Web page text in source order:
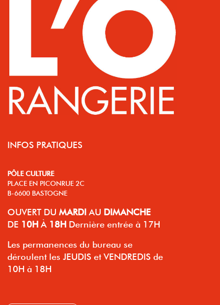
INFOS PRATIQUES
PÔLE CULTURE
PLACE EN PICONRUE 2C
B-6600 BASTOGNE
OUVERT DU MARDI AU DIMANCHE
DE 10H À 18H Dernière entrée à 17H
Les permanences du bureau se
déroulent les JEUDIS et VENDREDIS de
10H à 18H